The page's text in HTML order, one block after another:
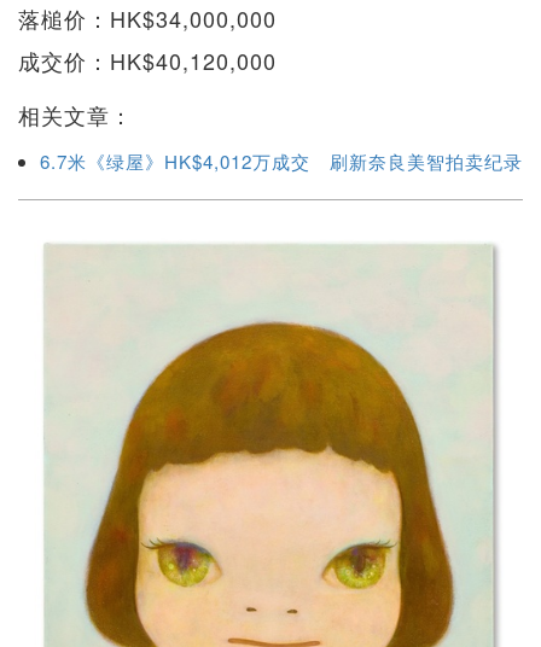
落槌价：HK$34,000,000
成交价：HK$40,120,000
相关文章：
6.7米《绿屋》HK$4,012万成交 刷新奈良美智拍卖纪录